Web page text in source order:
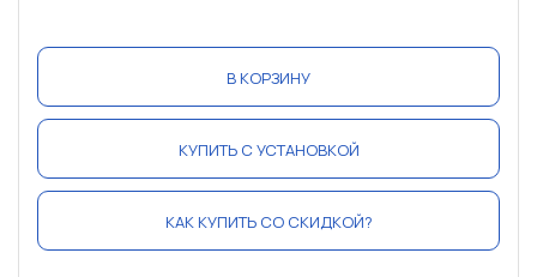
В КОРЗИНУ
КУПИТЬ С УСТАНОВКОЙ
КАК КУПИТЬ СО СКИДКОЙ?